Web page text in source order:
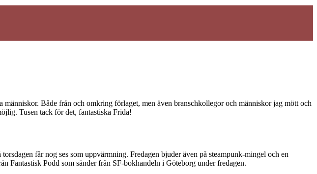
Både från och omkring förlaget, men även branschkollegor och människor jag mött och
Tusen tack för det, fantastiska Frida!
får nog ses som uppvärmning. Fredagen bjuder även på steampunk-mingel och en
Fantastisk Podd som sänder från SF-bokhandeln i Göteborg under fredagen.